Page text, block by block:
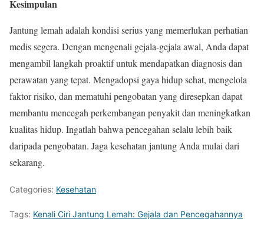
Kesimpulan
Jantung lemah adalah kondisi serius yang memerlukan perhatian
medis segera. Dengan mengenali gejala-gejala awal, Anda dapat
mengambil langkah proaktif untuk mendapatkan diagnosis dan
perawatan yang tepat. Mengadopsi gaya hidup sehat, mengelola
faktor risiko, dan mematuhi pengobatan yang diresepkan dapat
membantu mencegah perkembangan penyakit dan meningkatkan
kualitas hidup. Ingatlah bahwa pencegahan selalu lebih baik
daripada pengobatan. Jaga kesehatan jantung Anda mulai dari
sekarang.
Categories: Kesehatan
Tags: Kenali Ciri Jantung Lemah: Gejala dan Pencegahannya